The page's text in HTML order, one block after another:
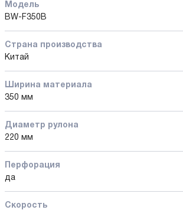
Модель
BW-F350B
Страна производства
Китай
Ширина материала
350 мм
Диаметр рулона
220 мм
Перфорация
да
Скорость